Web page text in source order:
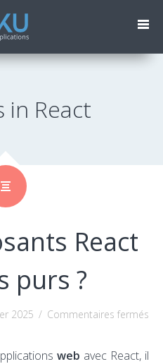
in React
React
purs ?
2025 / Commentaires fermés
web avec React, il